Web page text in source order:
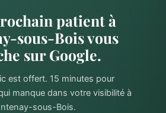
patient à
sous-Bois vous
sur Google.
est offert. 15 minutes pour
manque dans votre visibilité à
sous-Bois.